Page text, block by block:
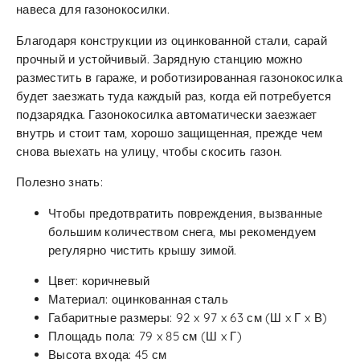
навеса для газонокосилки.
Благодаря конструкции из оцинкованной стали, сарай
прочный и устойчивый. Зарядную станцию можно
разместить в гараже, и роботизированная газонокосилка
будет заезжать туда каждый раз, когда ей потребуется
подзарядка. Газонокосилка автоматически заезжает
внутрь и стоит там, хорошо защищенная, прежде чем
снова выехать на улицу, чтобы скосить газон.
Полезно знать:
Чтобы предотвратить повреждения, вызванные
большим количеством снега, мы рекомендуем
регулярно чистить крышу зимой.
Цвет: коричневый
Материал: оцинкованная сталь
Габаритные размеры: 92 x 97 x 63 см (Ш x Г x В)
Площадь пола: 79 x 85 см (Ш x Г)
Высота входа: 45 см